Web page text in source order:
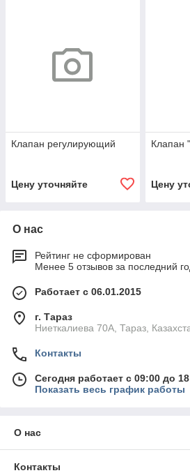
Клапан регулирующий
Цену уточняйте
Клапан
Цену
О нас
Рейтинг не сформирован
Менее 5 отзывов за последний
Работает с 06.01.2015
г. Тараз
Ниеткалиева 70А, Тараз,
Контакты
Сегодня работает с 09:00 до
Показать весь график работы
О нас
Контакты